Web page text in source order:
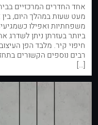
אחד החדרים המרכזיים
מעט שעות במהלך היום,
משפחתיות ואפילו
ביותר בעזרתן ניתן לשדרג
חיפוי קיר. מלבד הפן
רבים נוספים הקשורים
[…]